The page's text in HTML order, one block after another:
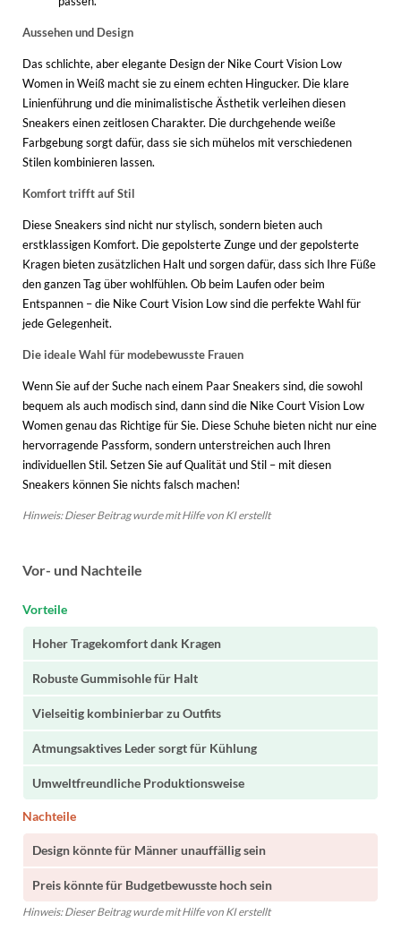
Aussehen und Design
Das schlichte, aber elegante Design der Nike Court Vision Low
Women in Weiß macht sie zu einem echten Hingucker. Die klare
Linienführung und die minimalistische Ästhetik verleihen diesen
Sneakers einen zeitlosen Charakter. Die durchgehende weiße
Farbgebung sorgt dafür, dass sie sich mühelos mit verschiedenen
Stilen kombinieren lassen.
Komfort trifft auf Stil
Diese Sneakers sind nicht nur stylisch, sondern bieten auch
erstklassigen Komfort. Die gepolsterte Zunge und der gepolsterte
Kragen bieten zusätzlichen Halt und sorgen dafür, dass sich Ihre Füße
den ganzen Tag über wohlfühlen. Ob beim Laufen oder beim
Entspannen – die Nike Court Vision Low sind die perfekte Wahl für
jede Gelegenheit.
Die ideale Wahl für modebewusste Frauen
Wenn Sie auf der Suche nach einem Paar Sneakers sind, die sowohl
bequem als auch modisch sind, dann sind die Nike Court Vision Low
Women genau das Richtige für Sie. Diese Schuhe bieten nicht nur eine
hervorragende Passform, sondern unterstreichen auch Ihren
individuellen Stil. Setzen Sie auf Qualität und Stil – mit diesen
Sneakers können Sie nichts falsch machen!
Hinweis: Dieser Beitrag wurde mit Hilfe von KI erstellt
Vor- und Nachteile
Vorteile
Hoher Tragekomfort dank Kragen
Robuste Gummisohle für Halt
Vielseitig kombinierbar zu Outfits
Atmungsaktives Leder sorgt für Kühlung
Umweltfreundliche Produktionsweise
Nachteile
Design könnte für Männer unauffällig sein
Preis könnte für Budgetbewusste hoch sein
Hinweis: Dieser Beitrag wurde mit Hilfe von KI erstellt